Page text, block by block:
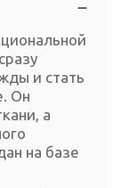
и стать
Он
а
на базе